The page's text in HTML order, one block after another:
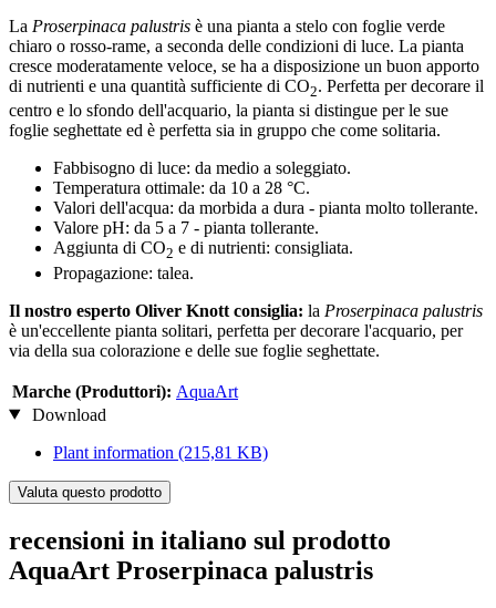
La Proserpinaca palustris è una pianta a stelo con foglie verde
chiaro o rosso-rame, a seconda delle condizioni di luce. La pianta
cresce moderatamente veloce, se ha a disposizione un buon apporto
di nutrienti e una quantità sufficiente di CO2. Perfetta per decorare il
centro e lo sfondo dell'acquario, la pianta si distingue per le sue
foglie seghettate ed è perfetta sia in gruppo che come solitaria.
Fabbisogno di luce: da medio a soleggiato.
Temperatura ottimale: da 10 a 28 °C.
Valori dell'acqua: da morbida a dura - pianta molto tollerante.
Valore pH: da 5 a 7 - pianta tollerante.
Aggiunta di CO2 e di nutrienti: consigliata.
Propagazione: talea.
Il nostro esperto Oliver Knott consiglia: la Proserpinaca palustris
è un'eccellente pianta solitari, perfetta per decorare l'acquario, per
via della sua colorazione e delle sue foglie seghettate.
Marche (Produttori): AquaArt
Download
Plant information (215,81 KB)
Valuta questo prodotto
recensioni in italiano sul prodotto
AquaArt Proserpinaca palustris